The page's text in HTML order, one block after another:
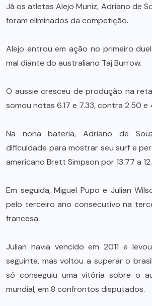
Já os atletas Alejo Muniz, Adriano de
foram eliminados da competição.
Alejo entrou em ação no primeiro
mal diante do australiano Taj Burrow.
O aussie cresceu de produção na
somou notas 6.17 e 7.33, contra 2.50
Na nona bateria, Adriano de
dificuldade para mostrar seu surf e
americano Brett Simpson por 13.77 a
Em seguida, Miguel Pupo e Julian
pelo terceiro ano consecutivo na
francesa.
Julian havia vencido em 2011 e
seguinte, mas voltou a superar o
só conseguiu uma vitória sobre o
mundial, em 8 confrontos disputados.